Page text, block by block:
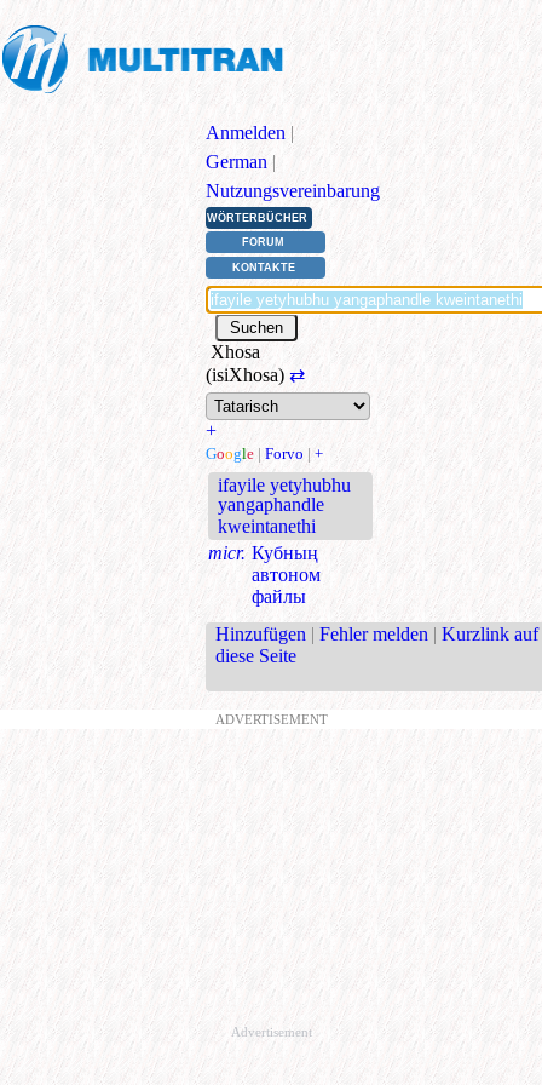
Anmelden |
German |
Nutzungsvereinbarung
WÖRTERBÜCHER
FORUM
KONTAKTE
Xhosa
(isiXhosa) ⇄
+
Google | Forvo | +
ifayile yetyhubhu
yangaphandle
kweintanethi
micr. Кубның
автоном
файлы
Hinzufügen | Fehler melden | Kurzlink auf
diese Seite
ADVERTISEMENT
Advertisement